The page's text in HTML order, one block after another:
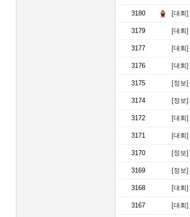
3180 [대회]
3179 [대회]
3177 [대회]
3176 [대회]
3175 [정보]
3174 [정보]
3172 [대회]
3171 [대회]
3170 [정보]
3169 [정보]
3168 [대회]
3167 [대회]